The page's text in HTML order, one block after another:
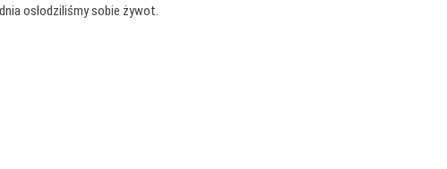
osłodziliśmy sobie żywot.